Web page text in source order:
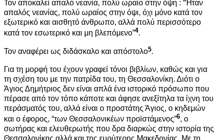
Τον αποκαλεί απαλό νεανία, πολύ ωραίο στην όψη : “Ήταν
απαλός νεανίας, πολύ ωραίος στην όψι, όχι μόνο κατά τον
εξωτερικό και αισθητό άνθρωπο, αλλά πολύ περισσότερο
κατά τον εσωτερικό και μη βλεπόμενο”4.
Τον αναφέρει ως διδάσκαλο και απόστολο5.
Για τη μορφή του έχουν γραφεί τόνοι βιβλίων, καθώς και για
τη σχέση του με την πατρίδα του, τη Θεσσαλονίκη. Διότι ο
Άγιος Δημήτριος δεν είναι απλά ένα ιστορικό πρόσωπο που
πέρασε από τον τόπο κάποτε και άφησε ανεξίτηλα τα ίχνη του
περάσματός του, αλλά είναι ο προστάτης Άγιος, ο κηδεμών
και ο έφορος, “των Θεσσαλονικέων προϊστάμενος”6, ο
σωτήρας και ελευθερωτής που δρα διαρκώς στην ιστορία της
Θεσσαλονίκης αλλά και της ευρύτερης Μακεδονίας. Με τη